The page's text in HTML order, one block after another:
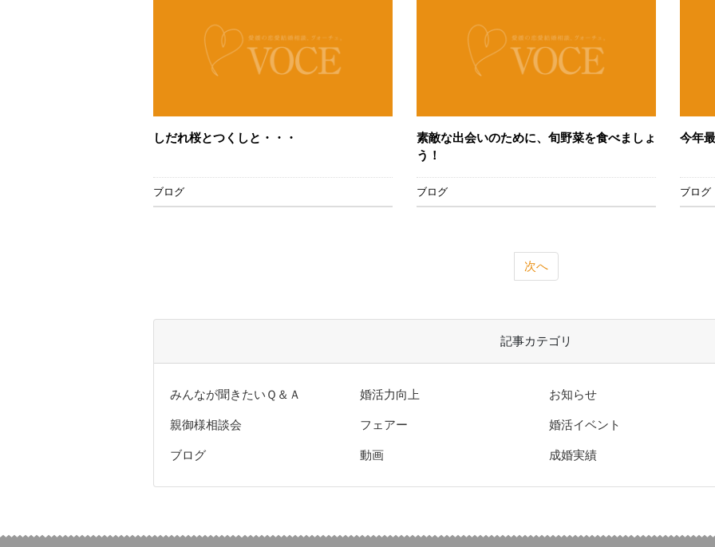
しだれ桜とつくしと・・・
ブログ
素敵な出会いのために、旬野菜を食べましょ
う！
ブログ
今年
ブログ
次へ
記事カテゴリ
みんなが聞きたいＱ＆Ａ 婚活力向上 お知らせ
親御様相談会 フェアー 婚活イベント
ブログ 動画 成婚実績